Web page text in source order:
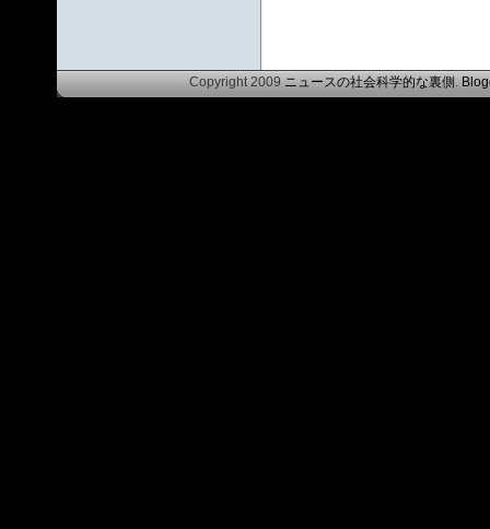
Copyright 2009 ニュースの社会科学的な裏側.